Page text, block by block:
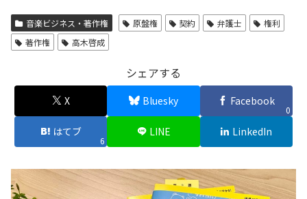
音楽ビジネス・著作権 原盤権 契約 弁護士
権利
著作権
高木啓成
シェアする
X Bluesky Facebook
0
はてブ
6
LINE LinkedIn